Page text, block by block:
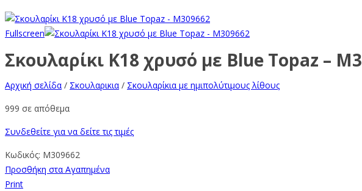
Fullscreen
Σκουλαρίκι Κ18 χρυσό με Blue Topaz –
Αρχική σελίδα / Σκουλαρικια / Σκουλαρίκια με ημιπολύτιμους λίθους
999 σε απόθεμα
Συνδεθείτε για να δείτε τις τιμές
Κωδικός: M309662
Προσθήκη στα Αγαπημένα
Print